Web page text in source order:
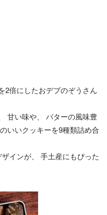
2倍にしたおデブのぞうさん
甘い味や、 バターの風味豊
いいクッキーを9種類詰め合
インが、 手土産にもぴった